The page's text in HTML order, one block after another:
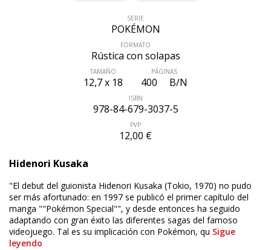
SERIE
POKÉMON
FORMATO
Rústica con solapas
TAMAÑO
12,7 x 18
PÁGINAS
400 B/N
ISBN
978-84-679-3037-5
PVP
12,00 €
Hidenori Kusaka
"El debut del guionista Hidenori Kusaka (Tokio, 1970) no pudo
ser más afortunado: en 1997 se publicó el primer capítulo del
manga ""Pokémon Special"", y desde entonces ha seguido
adaptando con gran éxito las diferentes sagas del famoso
videojuego. Tal es su implicación con Pokémon, qu Sigue
leyendo